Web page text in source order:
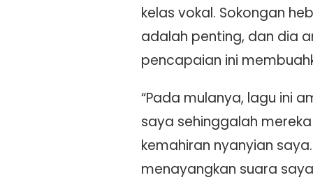
kelas vokal. Sokongan
adalah penting, dan dia
pencapaian ini
“Pada mulanya, lagu ini
saya sehinggalah
kemahiran nyanyian
menayangkan suara